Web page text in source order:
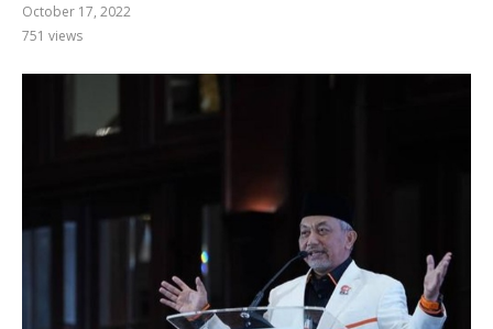
October 17, 2022
751 views